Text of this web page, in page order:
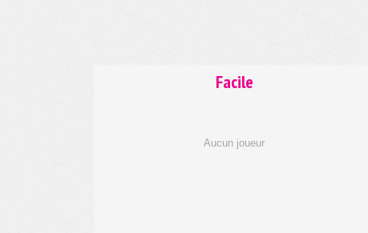
Facile
Aucun joueur